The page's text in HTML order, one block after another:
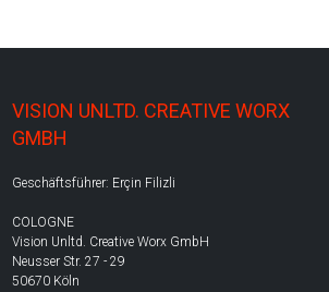
VISION UNLTD. CREATIVE WORX
GMBH
Geschäftsführer: Erçin Filizli
COLOGNE
Vision Unltd. Creative Worx GmbH
Neusser Str. 27 - 29
50670 Köln